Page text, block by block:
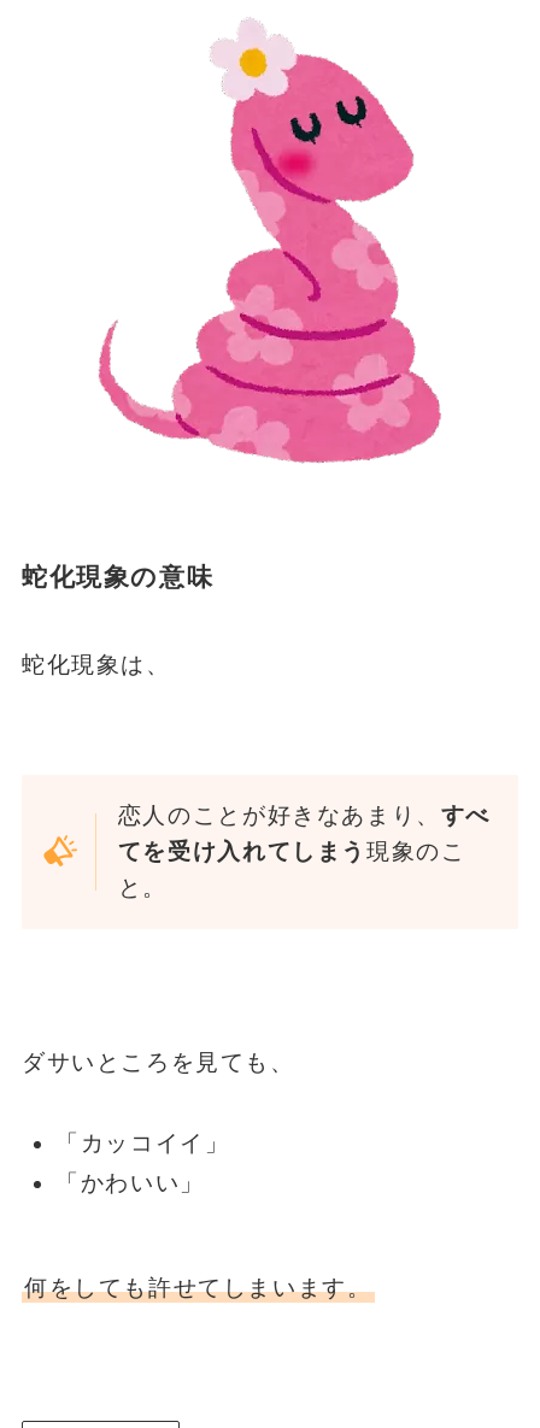
蛇化現象の意味
蛇化現象は、
恋人のことが好きなあまり、 すべ
てを受け入れてしまう 現象のこ
と。
ダサいところを見ても、
「カッコイイ」
「かわいい」
何をしても許せてしまいます。